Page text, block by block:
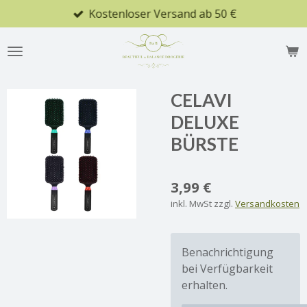
Hauptinhalt
springen
Kostenloser Versand ab 50 €
CELAVI
DELUXE
BÜRSTE
3,99 €
inkl. MwSt zzgl. Versandkosten
Benachrichtigung
bei Verfügbarkeit
erhalten.